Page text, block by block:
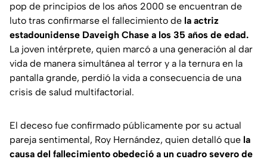
pop de principios de los años 2000 se encuentran de
luto tras confirmarse el fallecimiento de la actriz
estadounidense Daveigh Chase a los 35 años de edad.
La joven intérprete, quien marcó a una generación al dar
vida de manera simultánea al terror y a la ternura en la
pantalla grande, perdió la vida a consecuencia de una
crisis de salud multifactorial.
El deceso fue confirmado públicamente por su actual
pareja sentimental, Roy Hernández, quien detalló que la
causa del fallecimiento obedeció a un cuadro severo de